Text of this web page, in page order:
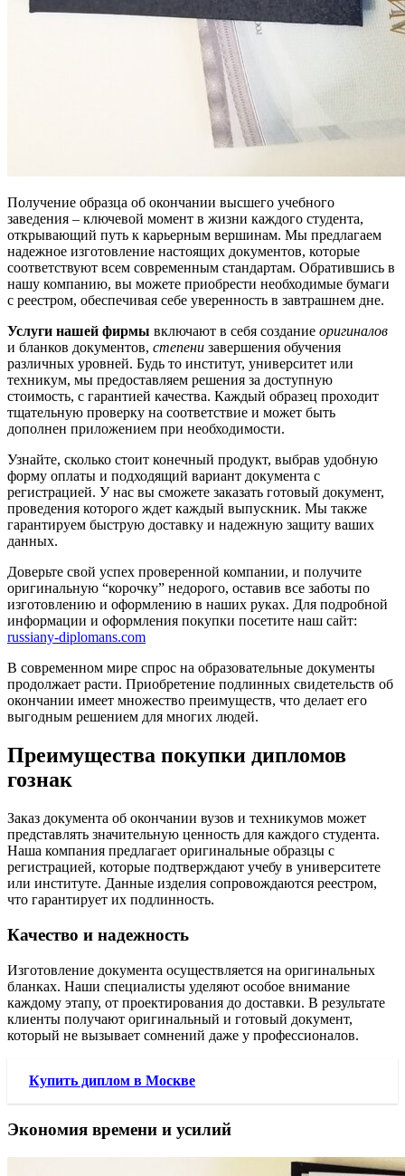
Получение образца об окончании высшего учебного
заведения – ключевой момент в жизни каждого студента,
открывающий путь к карьерным вершинам. Мы предлагаем
надежное изготовление настоящих документов, которые
соответствуют всем современным стандартам. Обратившись в
нашу компанию, вы можете приобрести необходимые бумаги
с реестром, обеспечивая себе уверенность в завтрашнем дне.
Услуги нашей фирмы включают в себя создание оригиналов
и бланков документов, степени завершения обучения
различных уровней. Будь то институт, университет или
техникум, мы предоставляем решения за доступную
стоимость, с гарантией качества. Каждый образец проходит
тщательную проверку на соответствие и может быть
дополнен приложением при необходимости.
Узнайте, сколько стоит конечный продукт, выбрав удобную
форму оплаты и подходящий вариант документа с
регистрацией. У нас вы сможете заказать готовый документ,
проведения которого ждет каждый выпускник. Мы также
гарантируем быструю доставку и надежную защиту ваших
данных.
Доверьте свой успех проверенной компании, и получите
оригинальную “корочку” недорого, оставив все заботы по
изготовлению и оформлению в наших руках. Для подробной
информации и оформления покупки посетите наш сайт:
russiany-diplomans.com
В современном мире спрос на образовательные документы
продолжает расти. Приобретение подлинных свидетельств об
окончании имеет множество преимуществ, что делает его
выгодным решением для многих людей.
Преимущества покупки дипломов
гознак
Заказ документа об окончании вузов и техникумов может
представлять значительную ценность для каждого студента.
Наша компания предлагает оригинальные образцы с
регистрацией, которые подтверждают учебу в университете
или институте. Данные изделия сопровождаются реестром,
что гарантирует их подлинность.
Качество и надежность
Изготовление документа осуществляется на оригинальных
бланках. Наши специалисты уделяют особое внимание
каждому этапу, от проектирования до доставки. В результате
клиенты получают оригинальный и готовый документ,
который не вызывает сомнений даже у профессионалов.
Купить диплом в Москве
Экономия времени и усилий